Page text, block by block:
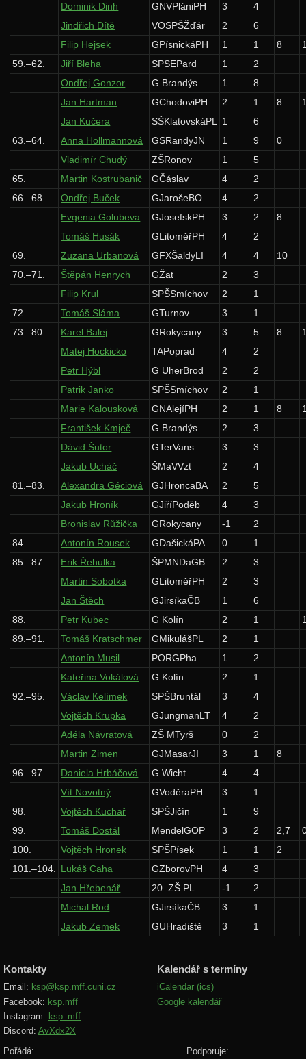
Dominik Dinh
GNVPlániPH 3
4
Jindřich Dítě
VOSPŠŽďár 2
6
Filip Hejsek
GPísnickáPH 1 1 8
59.–62.
Jiří Bleha SPSEPard 1
2
Ondřej Gonzor
G Brandýs 1
8
Jan Hartman
GChodoviPH 2 1 8
Jan Kučera
SŠKlatovskáPL 1
6
63.–64.
Anna Hollmannová GSRandyJN 1 9
0
Vladimír Chudý
ZŠRonov 1
5
65.
Martin Kostrubanič GČáslav 4
2
66.–68.
Ondřej Buček GJarošeBO 4
2
Evgenia Golubeva
GJosefskPH 3 2
8
Tomáš Husák
GLitoměřPH 4
2
69.
Zuzana Urbanová GFXŠaldyLI 4 4
10
70.–71.
Štěpán Henrych GŽat 2
3
Filip Krul
SPŠSmíchov 2
1
72.
Tomáš Sláma GTurnov 3
1
73.–80.
Karel Balej GRokycany 3 5 8
Matej Hockicko
TAPoprad 4
2
Petr Hýbl
G UherBrod 2
2
Patrik Janko
SPŠSmíchov 2
1
Marie Kalousková
GNAlejíPH 2 1 8
František Kmječ
G Brandýs 2
3
Dávid Šutor
GTerVans 3
3
Jakub Ucháč
ŠMaVVzt 2
4
81.–83.
Alexandra Géciová GJHroncaBA 2
5
Jakub Hroník
GJiříPoděb 4
3
Bronislav Růžička
GRokycany -1
2
84.
Antonín Rousek GDašickáPA 0
1
85.–87.
Erik Řehulka ŠPMNDaGB 2
3
Martin Sobotka
GLitoměřPH 2
3
Jan Štěch
GJirsíkaČB 1
6
88.
Petr Kubec G Kolín 2 1
89.–91.
Tomáš Kratschmer GMikulášPL 2
1
Antonín Musil
PORGPha 1
2
Kateřina Vokálová
G Kolín 2
1
92.–95.
Václav Kelímek SPŠBruntál 3
4
Vojtěch Krupka
GJungmanLT 4
2
Adéla Návratová
ZŠ MTyrš 0
2
Martin Zimen
GJMasarJI 3 1
8
96.–97.
Daniela Hrbáčová G Wicht 4
4
Vít Novotný
GVoděraPH 3
1
98.
Vojtěch Kuchař SPŠJičín 1
9
99.
Tomáš Dostál MendelGOP 3 2 2,7
100.
Vojtěch Hronek SPŠPísek 1 1
2
101.–104. Lukáš Caha GZborovPH 4
3
Jan Hřebenář
20. ZŠ PL -1
2
Michal Rod
GJirsíkaČB 3
1
Jakub Zemek
GUHradiště 3 1
Kontakty
Email: ksp@ksp.mff.cuni.cz
Facebook: ksp.mff
Instagram: ksp_mff
Discord: AvXdx2X
Kalendář s termíny
iCalendar (ics)
Google kalendář
Pořádá: Podporuje: